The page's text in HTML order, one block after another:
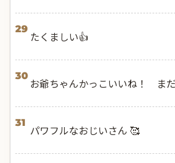
29
たくましい👍
30
お爺ちゃんかっこいいね！ ま
31
パワフルなおじいさん 🥰